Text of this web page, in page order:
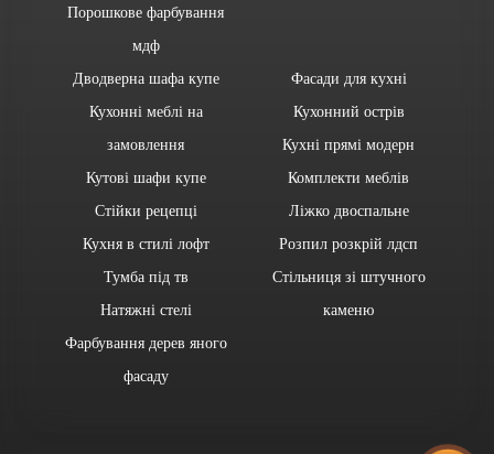
Порошкове фарбування
мдф
Дводверна шафа купе
Кухонні меблі на
замовлення
Кутові шафи купе
Стійки рецепці
Кухня в стилі лофт
Тумба під тв
Натяжні стелі
Фарбування дерев яного
фасаду
Фасади для кухні
Кухонний острів
Кухні прямі модерн
Комплекти меблів
Ліжко двоспальне
Розпил розкрій лдсп
Стільниця зі штучного
каменю